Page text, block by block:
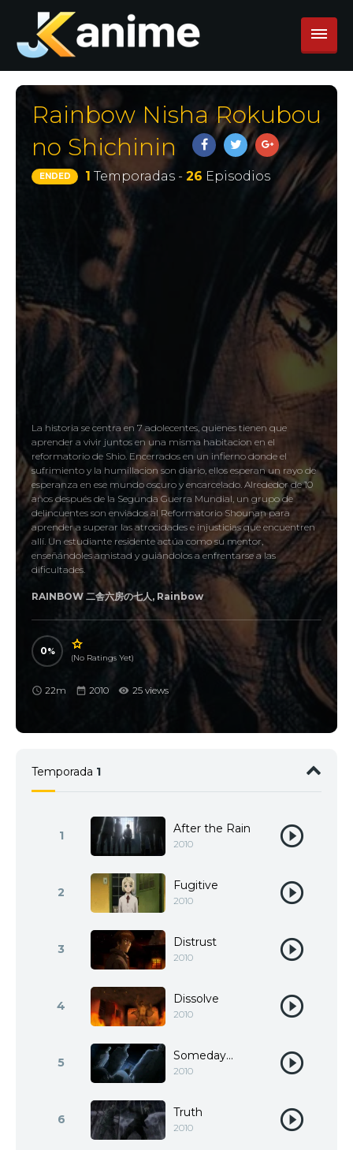
Rainbow Nisha Rokubou
no Shichinin
ENDED 1 Temporadas - 26 Episodios
La historia se centra en 7 adolecentes, quienes tienen que
aprender a vivir juntos en una misma habitacion en el
reformatorio de Shio. Encerrados en un infierno donde el
sufrimiento y la humillacion son diario, ellos esperan un rayo de
esperanza en ese mundo oscuro y encarcelado. Alrededor de 10
años después de la Segunda Guerra Mundial, un grupo de
delincuentes son enviados al Reformatorio Shounan para
aprender a superar las atrocidades e injusticias que encuentren
allí. Un estudiante residente actúa como su mentor,
enseñándoles amistad y guiándolos a enfrentarse a las
dificultades.
RAINBOW 二舎六房の七人, Rainbow
0
(No Ratings Yet)
22m 2010 25 views
Temporada 1
1 After the Rain
2010
2 Fugitive
2010
3 Distrust
2010
4 Dissolve
2010
5 Someday...
2010
6 Truth
2010